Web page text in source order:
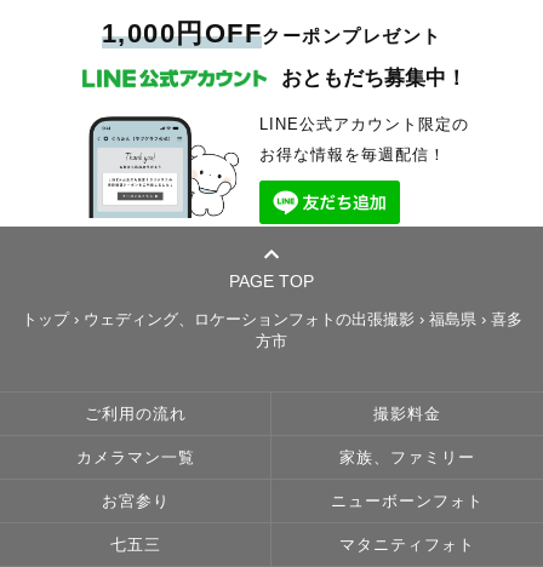
1,000円OFFクーポンプレゼント
おともだち募集中！
LINE公式アカウント限定の
お得な情報を毎週配信！
PAGE TOP
トップ› ウェディング、ロケーションフォトの出張撮影 › 福島県› 喜多
方市
ご利用の流れ 撮影料金
カメラマン一覧 家族、ファミリー
お宮参り ニューボーンフォト
七五三 マタニティフォト